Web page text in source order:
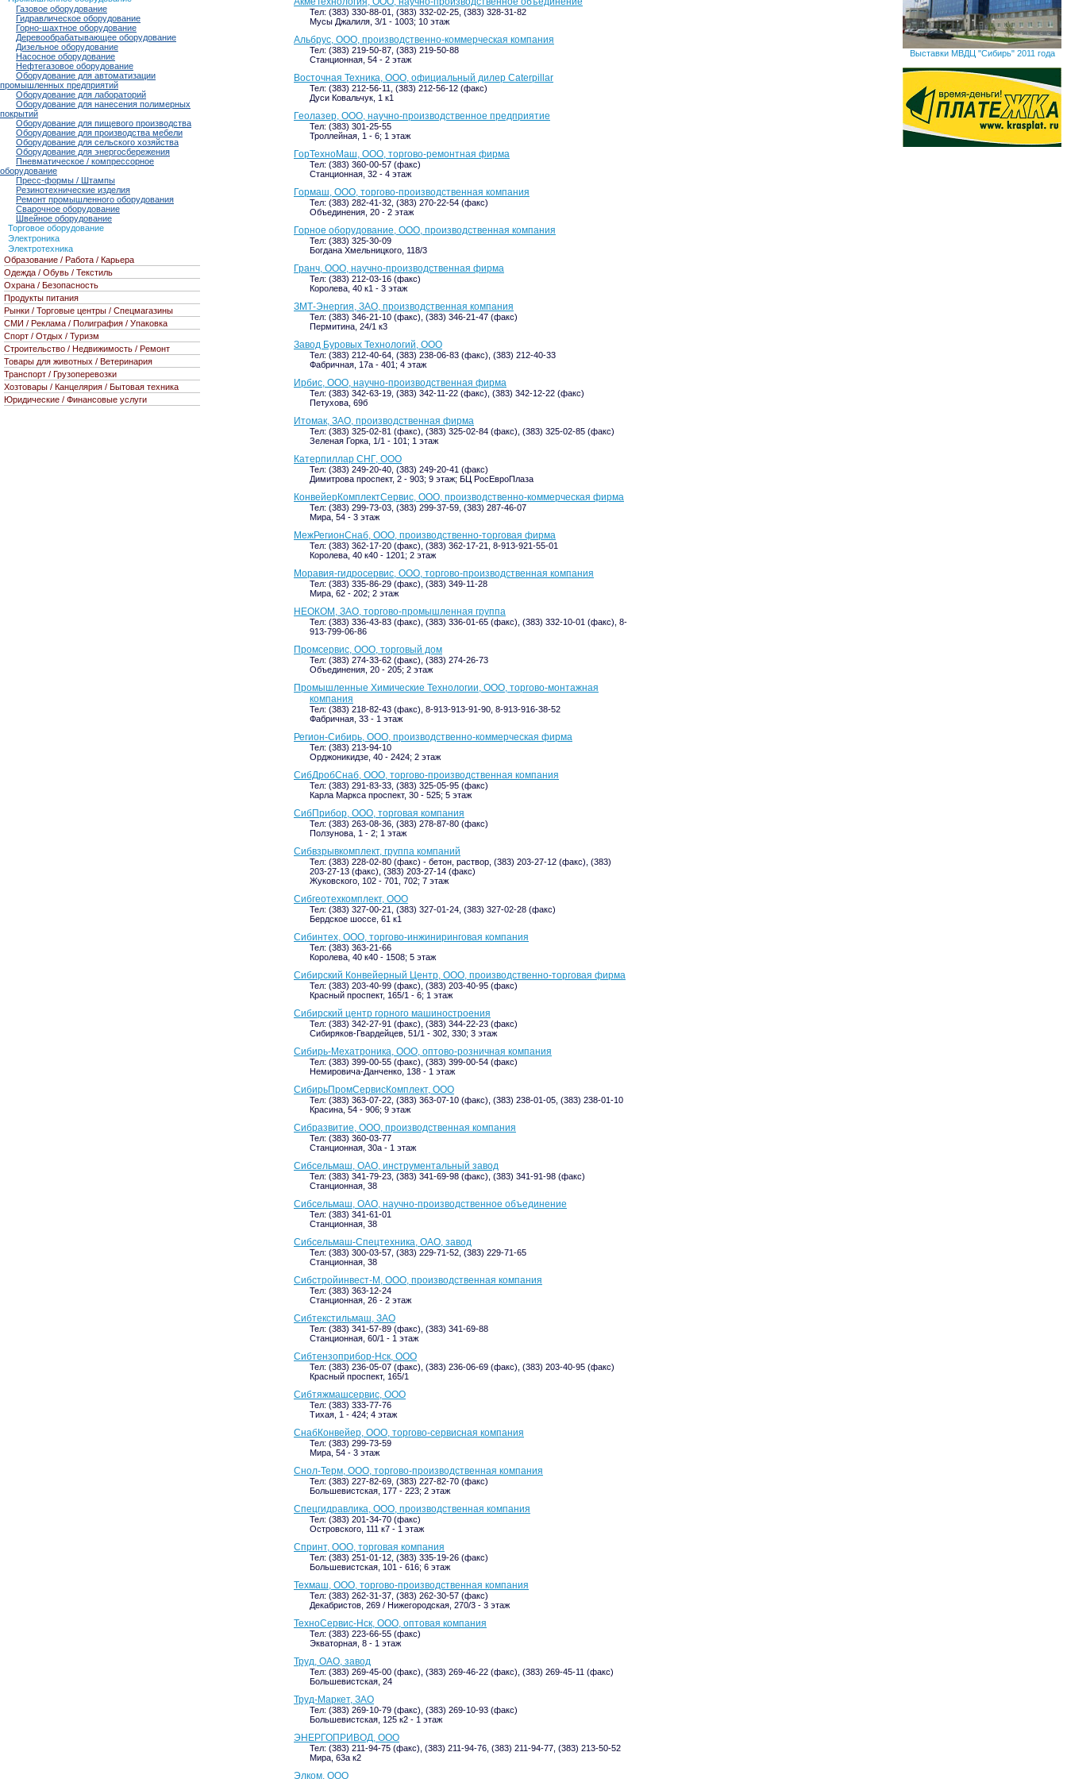
Тел: (383) 330-88-01, (383) 332-02-25, (383) 328-31-82
Мусы Джалиля, 3/1 - 1003; 10 этаж
Альбрус, ООО, производственно-коммерческая компания
Тел: (383) 219-50-87, (383) 219-50-88
Станционная, 54 - 2 этаж
Восточная Техника, ООО, официальный дилер Caterpillar
Тел: (383) 212-56-11, (383) 212-56-12 (факс)
Дуси Ковальчук, 1 к1
Геолазер, ООО, научно-производственное предприятие
Тел: (383) 301-25-55
Троллейная, 1 - 6; 1 этаж
ГорТехноМаш, ООО, торгово-ремонтная фирма
Тел: (383) 360-00-57 (факс)
Станционная, 32 - 4 этаж
Гормаш, ООО, торгово-производственная компания
Тел: (383) 282-41-32, (383) 270-22-54 (факс)
Объединения, 20 - 2 этаж
Горное оборудование, ООО, производственная компания
Тел: (383) 325-30-09
Богдана Хмельницкого, 118/3
Гранч, ООО, научно-производственная фирма
Тел: (383) 212-03-16 (факс)
Королева, 40 к1 - 3 этаж
ЗМТ-Энергия, ЗАО, производственная компания
Тел: (383) 346-21-10 (факс), (383) 346-21-47 (факс)
Пермитина, 24/1 к3
Завод Буровых Технологий, ООО
Тел: (383) 212-40-64, (383) 238-06-83 (факс), (383) 212-40-33
Фабричная, 17а - 401; 4 этаж
Ирбис, ООО, научно-производственная фирма
Тел: (383) 342-63-19, (383) 342-11-22 (факс), (383) 342-12-22 (факс)
Петухова, 69б
Итомак, ЗАО, производственная фирма
Тел: (383) 325-02-81 (факс), (383) 325-02-84 (факс), (383) 325-02-85 (факс)
Зеленая Горка, 1/1 - 101; 1 этаж
Катерпиллар СНГ, ООО
Тел: (383) 249-20-40, (383) 249-20-41 (факс)
Димитрова проспект, 2 - 903; 9 этаж; БЦ РосЕвроПлаза
КонвейерКомплектСервис, ООО, производственно-коммерческая фирма
Тел: (383) 299-73-03, (383) 299-37-59, (383) 287-46-07
Мира, 54 - 3 этаж
МежРегионСнаб, ООО, производственно-торговая фирма
Тел: (383) 362-17-20 (факс), (383) 362-17-21, 8-913-921-55-01
Королева, 40 к40 - 1201; 2 этаж
Моравия-гидросервис, ООО, торгово-производственная компания
Тел: (383) 335-86-29 (факс), (383) 349-11-28
Мира, 62 - 202; 2 этаж
НЕОКОМ, ЗАО, торгово-промышленная группа
Тел: (383) 336-43-83 (факс), (383) 336-01-65 (факс), (383) 332-10-01 (факс), 8-
913-799-06-86
Промсервис, ООО, торговый дом
Тел: (383) 274-33-62 (факс), (383) 274-26-73
Объединения, 20 - 205; 2 этаж
Промышленные Химические Технологии, ООО, торгово-монтажная
компания
Тел: (383) 218-82-43 (факс), 8-913-913-91-90, 8-913-916-38-52
Фабричная, 33 - 1 этаж
Регион-Сибирь, ООО, производственно-коммерческая фирма
Тел: (383) 213-94-10
Орджоникидзе, 40 - 2424; 2 этаж
СибДробСнаб, ООО, торгово-производственная компания
Тел: (383) 291-83-33, (383) 325-05-95 (факс)
Карла Маркса проспект, 30 - 525; 5 этаж
СибПрибор, ООО, торговая компания
Тел: (383) 263-08-36, (383) 278-87-80 (факс)
Ползунова, 1 - 2; 1 этаж
Сибвзрывкомплект, группа компаний
Тел: (383) 228-02-80 (факс) - бетон, раствор, (383) 203-27-12 (факс), (383)
203-27-13 (факс), (383) 203-27-14 (факс)
Жуковского, 102 - 701, 702; 7 этаж
Сибгеотехкомплект, ООО
Тел: (383) 327-00-21, (383) 327-01-24, (383) 327-02-28 (факс)
Бердское шоссе, 61 к1
Сибинтех, ООО, торгово-инжиниринговая компания
Тел: (383) 363-21-66
Королева, 40 к40 - 1508; 5 этаж
Сибирский Конвейерный Центр, ООО, производственно-торговая фирма
Тел: (383) 203-40-99 (факс), (383) 203-40-95 (факс)
Красный проспект, 165/1 - 6; 1 этаж
Сибирский центр горного машиностроения
Тел: (383) 342-27-91 (факс), (383) 344-22-23 (факс)
Сибиряков-Гвардейцев, 51/1 - 302, 330; 3 этаж
Сибирь-Мехатроника, ООО, оптово-розничная компания
Тел: (383) 399-00-55 (факс), (383) 399-00-54 (факс)
Немировича-Данченко, 138 - 1 этаж
СибирьПромСервисКомплект, ООО
Тел: (383) 363-07-22, (383) 363-07-10 (факс), (383) 238-01-05, (383) 238-01-10
Красина, 54 - 906; 9 этаж
Сибразвитие, ООО, производственная компания
Тел: (383) 360-03-77
Станционная, 30а - 1 этаж
Сибсельмаш, ОАО, инструментальный завод
Тел: (383) 341-79-23, (383) 341-69-98 (факс), (383) 341-91-98 (факс)
Станционная, 38
Сибсельмаш, ОАО, научно-производственное объединение
Тел: (383) 341-61-01
Станционная, 38
Сибсельмаш-Спецтехника, ОАО, завод
Тел: (383) 300-03-57, (383) 229-71-52, (383) 229-71-65
Станционная, 38
Сибстройинвест-М, ООО, производственная компания
Тел: (383) 363-12-24
Станционная, 26 - 2 этаж
Сибтекстильмаш, ЗАО
Тел: (383) 341-57-89 (факс), (383) 341-69-88
Станционная, 60/1 - 1 этаж
Сибтензоприбор-Нск, ООО
Тел: (383) 236-05-07 (факс), (383) 236-06-69 (факс), (383) 203-40-95 (факс)
Красный проспект, 165/1
Сибтяжмашсервис, ООО
Тел: (383) 333-77-76
Тихая, 1 - 424; 4 этаж
СнабКонвейер, ООО, торгово-сервисная компания
Тел: (383) 299-73-59
Мира, 54 - 3 этаж
Снол-Терм, ООО, торгово-производственная компания
Тел: (383) 227-82-69, (383) 227-82-70 (факс)
Большевистская, 177 - 223; 2 этаж
Спецгидравлика, ООО, производственная компания
Тел: (383) 201-34-70 (факс)
Островского, 111 к7 - 1 этаж
Спринт, ООО, торговая компания
Тел: (383) 251-01-12, (383) 335-19-26 (факс)
Большевистская, 101 - 616; 6 этаж
Техмаш, ООО, торгово-производственная компания
Тел: (383) 262-31-37, (383) 262-30-57 (факс)
Декабристов, 269 / Нижегородская, 270/3 - 3 этаж
ТехноСервис-Нск, ООО, оптовая компания
Тел: (383) 223-66-55 (факс)
Экваторная, 8 - 1 этаж
Труд, ОАО, завод
Тел: (383) 269-45-00 (факс), (383) 269-46-22 (факс), (383) 269-45-11 (факс)
Большевистская, 24
Труд-Маркет, ЗАО
Тел: (383) 269-10-79 (факс), (383) 269-10-93 (факс)
Большевистская, 125 к2 - 1 этаж
ЭНЕРГОПРИВОД, ООО
Тел: (383) 211-94-75 (факс), (383) 211-94-76, (383) 211-94-77, (383) 213-50-52
Мира, 63а к2
Элком, ООО
Газовое оборудование
Гидравлическое оборудование
Горно-шахтное оборудование
Деревообрабатывающее оборудование
Дизельное оборудование
Насосное оборудование
Нефтегазовое оборудование
Оборудование для автоматизации
промышленных предприятий
Оборудование для лабораторий
Оборудование для нанесения полимерных
покрытий
Оборудование для пищевого производства
Оборудование для производства мебели
Оборудование для сельского хозяйства
Оборудование для энергосбережения
Пневматическое / компрессорное
оборудование
Пресс-формы / Штампы
Резинотехнические изделия
Ремонт промышленного оборудования
Сварочное оборудование
Швейное оборудование
Торговое оборудование
Электроника
Электротехника
Образование / Работа / Карьера
Одежда / Обувь / Текстиль
Охрана / Безопасность
Продукты питания
Рынки / Торговые центры / Спецмагазины
СМИ / Реклама / Полиграфия / Упаковка
Спорт / Отдых / Туризм
Строительство / Недвижимость / Ремонт
Товары для животных / Ветеринария
Транспорт / Грузоперевозки
Хозтовары / Канцелярия / Бытовая техника
Юридические / Финансовые услуги
Выставки МВДЦ "Сибирь" 2011 года